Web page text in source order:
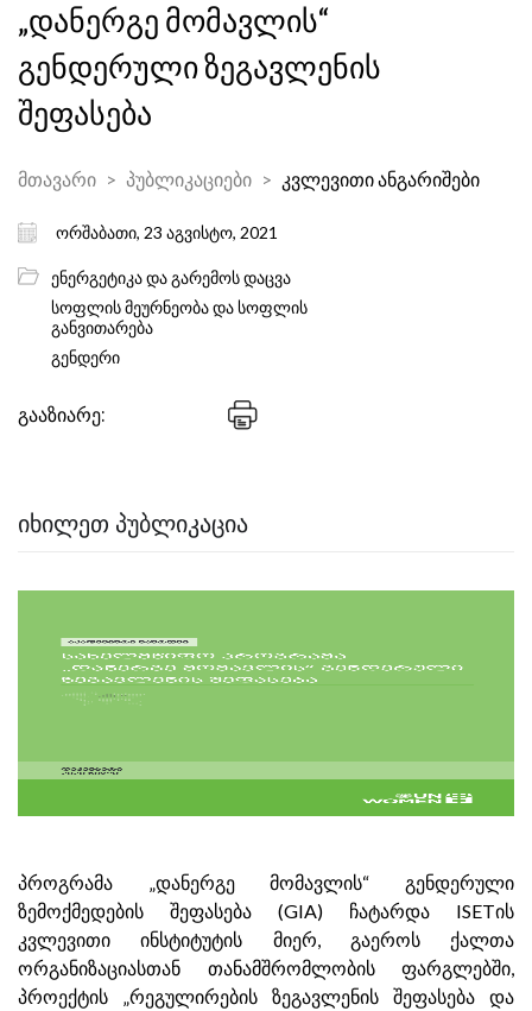
„დანერგე მომავლის“
გენდერული ზეგავლენის
შეფასება
მთავარი პუბლიკაციები კვლევითი ანგარიშები
ორშაბათი, 23 აგვისტო, 2021
ენერგეტიკა და გარემოს დაცვა
სოფლის მეურნეობა და სოფლის
განვითარება
გენდერი
გააზიარე:
ᲘᲮᲘᲚᲔᲗ ᲞᲣᲑᲚᲘᲙᲐᲪᲘᲐ
პროგრამა „დანერგე მომავლის“ გენდერული
ზემოქმედების შეფასება (GIA) ჩატარდა ISETის
კვლევითი ინსტიტუტის მიერ, გაეროს ქალთა
ორგანიზაციასთან თანამშრომლობის ფარგლებში,
პროექტის „რეგულირების ზეგავლენის შეფასება და